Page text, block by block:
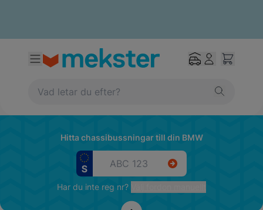
Hitta chassibussningar till din BMW
Har du inte reg nr?